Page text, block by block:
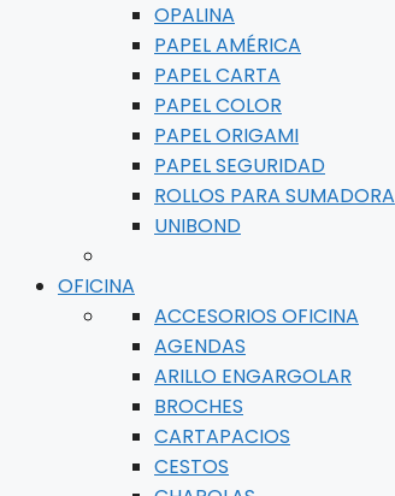
OPALINA
PAPEL AMÉRICA
PAPEL CARTA
PAPEL COLOR
PAPEL ORIGAMI
PAPEL SEGURIDAD
ROLLOS PARA SUMADORA
UNIBOND
OFICINA
ACCESORIOS OFICINA
AGENDAS
ARILLO ENGARGOLAR
BROCHES
CARTAPACIOS
CESTOS